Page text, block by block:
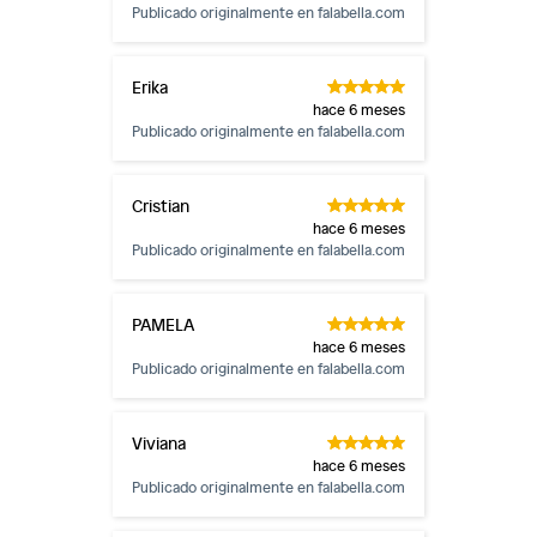
Publicado originalmente enfalabella.com
Erika
hace 6 meses
Publicado originalmente enfalabella.com
Cristian
hace 6 meses
Publicado originalmente enfalabella.com
PAMELA
hace 6 meses
Publicado originalmente enfalabella.com
Viviana
hace 6 meses
Publicado originalmente enfalabella.com